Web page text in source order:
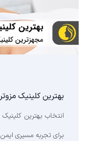
بهترین کلینیک
انتخاب بهترین
برای تجربه مسیری